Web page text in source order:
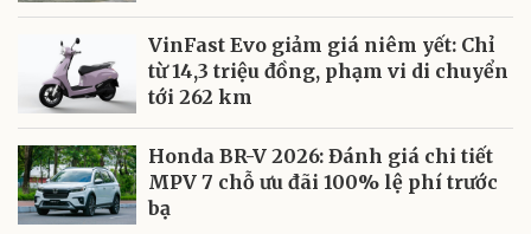
VinFast Evo giảm giá niêm yết: Chỉ
từ 14,3 triệu đồng, phạm vi di chuyển
tới 262 km
Honda BR-V 2026: Đánh giá chi tiết
MPV 7 chỗ ưu đãi 100% lệ phí trước
bạ